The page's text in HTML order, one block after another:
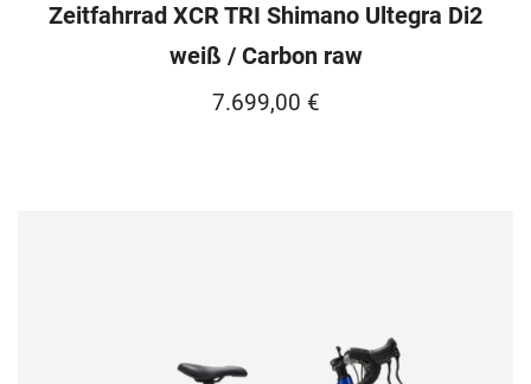
Zeitfahrrad XCR TRI Shimano Ultegra Di2
weiß / Carbon raw
7.699,00 €